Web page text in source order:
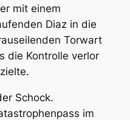
mit einem
Diaz in die
Torwart
die Kontrolle verlor
Schock.
im